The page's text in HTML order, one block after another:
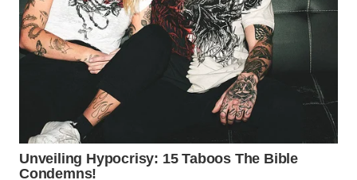
WISATA
LAPAK
WAHANA
Network
KONSUMEN